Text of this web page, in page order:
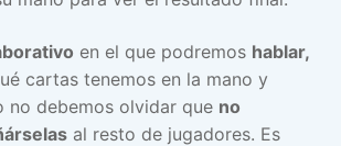
en el que podremos hablar,
cartas tenemos en la mano y
no debemos olvidar que no
al resto de jugadores. Es